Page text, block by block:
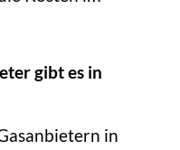
gibt es in
in